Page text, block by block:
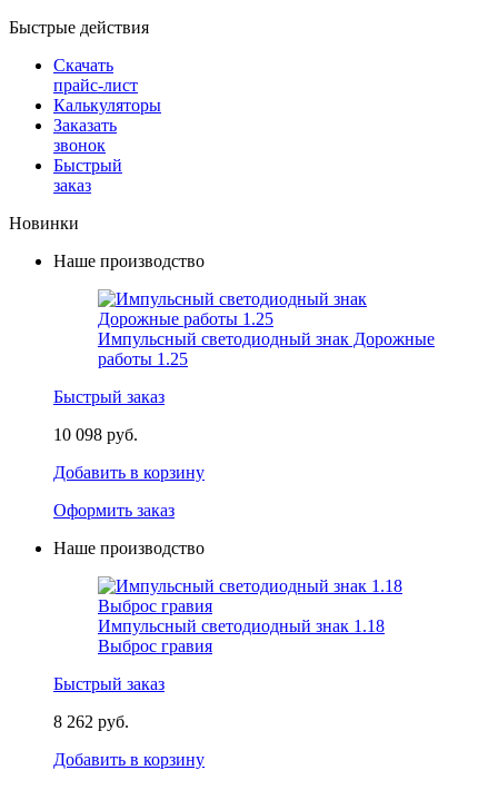
Быстрые действия
Скачать
прайс-лист
Калькуляторы
Заказать
звонок
Быстрый
заказ
Новинки
Наше производство
Импульсный светодиодный знак Дорожные
работы 1.25
Быстрый заказ
10 098 руб.
Добавить в корзину
Оформить заказ
Наше производство
Импульсный светодиодный знак 1.18
Выброс гравия
Быстрый заказ
8 262 руб.
Добавить в корзину